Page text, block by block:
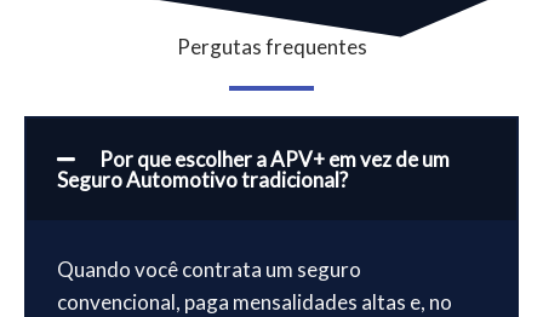
Pergutas frequentes
Por que escolher a APV+ em vez de um
Seguro Automotivo tradicional?
Quando você contrata um seguro
convencional, paga mensalidades altas e, no